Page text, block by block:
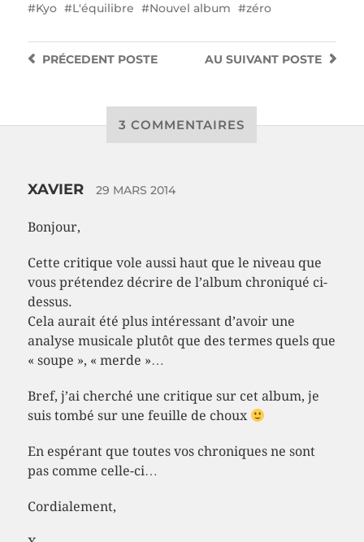
Kyo
L'équilibre Nouvel album zéro
AU SUIVANT POSTE
PRÉCEDENTPOSTE
3 COMMENTAIRES
XAVIER 29 MARS 2014
Bonjour,
Cette critique vole aussi haut que le niveau que
vous prétendez décrire de l’album chroniqué ci-
dessus.
Cela aurait été plus intéressant d’avoir une
analyse musicale plutôt que des termes quels que
« soupe », « merde »…
Bref, j’ai cherché une critique sur cet album, je
suis tombé sur une feuille de choux
En espérant que toutes vos chroniques ne sont
pas comme celle-ci…
Cordialement,